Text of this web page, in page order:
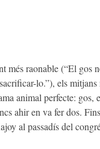
més raonable (“El gos
lo.”), els mitjans
animal perfecte: gos,
ahir en va fer dos.
al passadís del